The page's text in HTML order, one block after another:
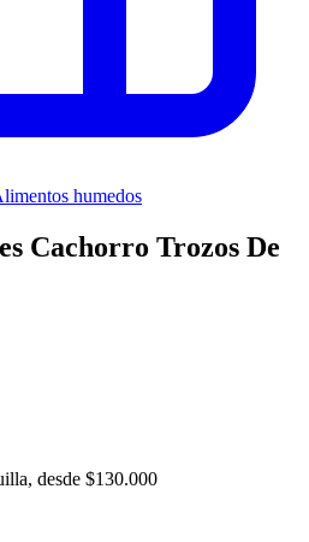
humedos
Cachorro Trozos De
desde $130.000